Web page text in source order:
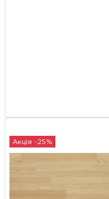
Акція -25%